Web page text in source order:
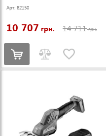
Арт: 82150
10 707 грн. 14 711грн.